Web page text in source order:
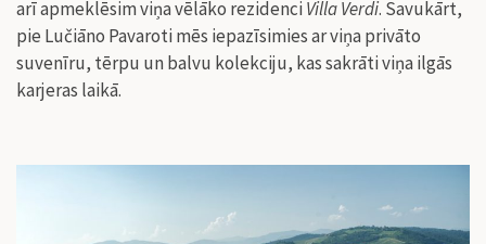
arī apmeklēsim viņa vēlāko rezidenciVilla Verdi. Savukārt,
pie Lučiāno Pavaroti mēs iepazīsimies arviņa privāto
suvenīru, tērpu un balvu kolekciju, kas sakrāti viņa ilgās
karjeras laikā.